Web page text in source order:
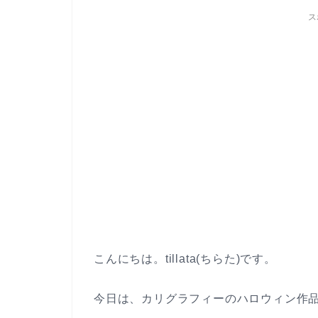
こんにちは。tillata(ちらた)です。
今日は、カリグラフィーのハロウィン作